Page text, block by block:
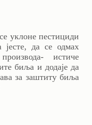
уклоне пестициди
да се одмах
истиче
биља и додаје да
за заштиту биља